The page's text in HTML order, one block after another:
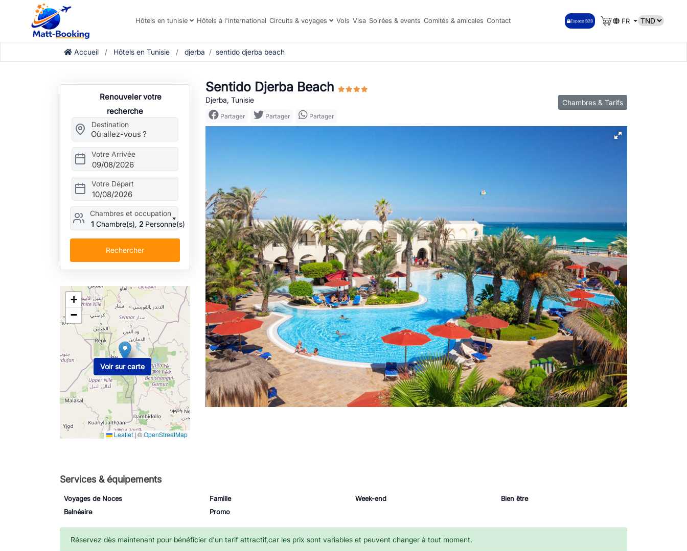
Hôtels en tunisie Hôtels à l'international Circuits & voyages Vols Visa Soirées & events Comités & amicales Contact Espace B2B FR
Accueil Hôtels en Tunisie djerba sentido djerba beach
Renouveler votre
recherche
Destination
Votre Arrivée
09/08/2026
Votre Départ
10/08/2026
Chambres et occupation
1 Chambre(s), 2 Personne(s)
Rechercher
+
−
Leaflet |©OpenStreetMap
Voir sur carte
Sentido Djerba Beach
Djerba, Tunisie
Partager Partager Partager
Chambres & Tarifs
Services & équipements
Voyages de Noces Famille Week-end
Bien être
Balnéaire
Promo
Réservez dès maintenant pour bénéficier d'un tarif attractif,car les prix sont variables et peuvent changer à tout moment.